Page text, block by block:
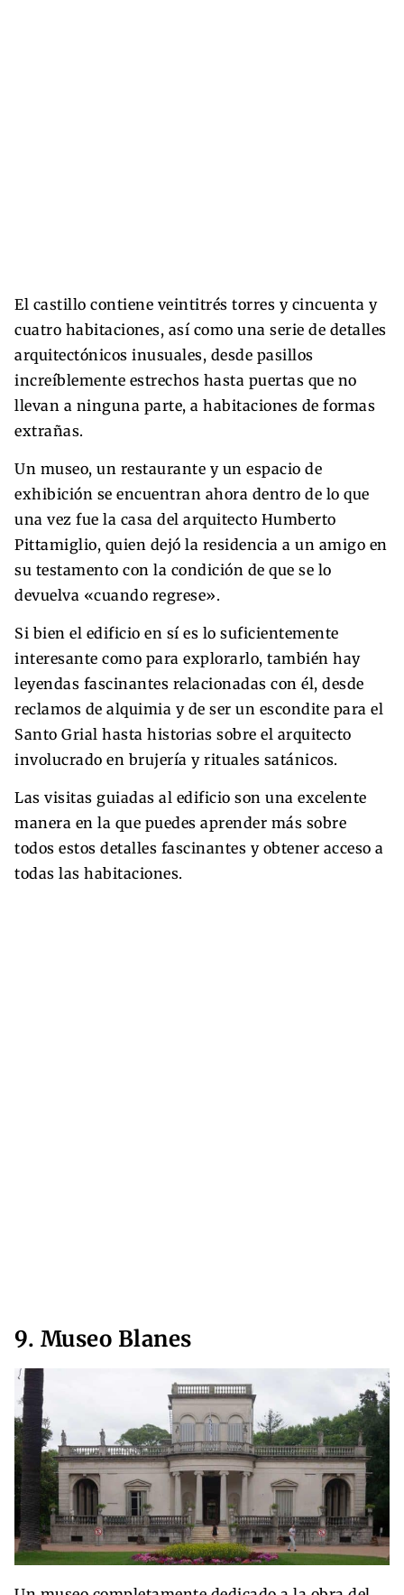
El castillo contiene veintitrés torres y cincuenta y
cuatro habitaciones, así como una serie de detalles
arquitectónicos inusuales, desde pasillos
increíblemente estrechos hasta puertas que no
llevan a ninguna parte, a habitaciones de formas
extrañas.
Un museo, un restaurante y un espacio de
exhibición se encuentran ahora dentro de lo que
una vez fue la casa del arquitecto Humberto
Pittamiglio, quien dejó la residencia a un amigo en
su testamento con la condición de que se lo
devuelva «cuando regrese».
Si bien el edificio en sí es lo suficientemente
interesante como para explorarlo, también hay
leyendas fascinantes relacionadas con él, desde
reclamos de alquimia y de ser un escondite para el
Santo Grial hasta historias sobre el arquitecto
involucrado en brujería y rituales satánicos.
Las visitas guiadas al edificio son una excelente
manera en la que puedes aprender más sobre
todos estos detalles fascinantes y obtener acceso a
todas las habitaciones.
9. Museo Blanes